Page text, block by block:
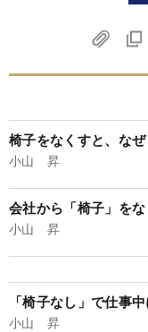
椅子をなくすと、な
小山 昇
会社から「椅子」を
小山 昇
「椅子なし」で仕事
小山 昇